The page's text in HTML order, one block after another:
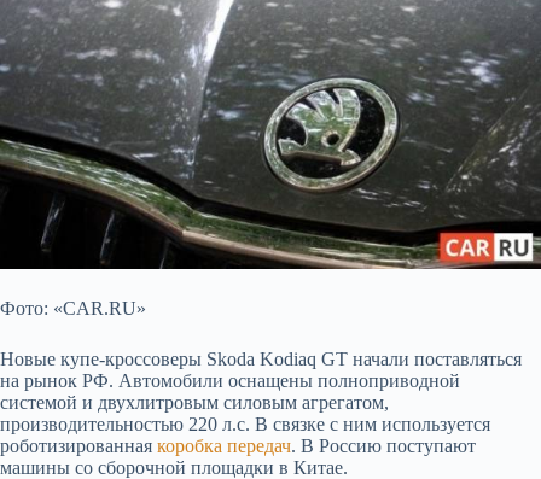
Фото: «CAR.RU»
Новые купе-кроссоверы Skoda Kodiaq GT начали поставляться
на рынок РФ. Автомобили оснащены полноприводной
системой и двухлитровым силовым агрегатом,
производительностью 220 л.с. В связке с ним используется
роботизированная коробка передач. В Россию поступают
машины со сборочной площадки в Китае.